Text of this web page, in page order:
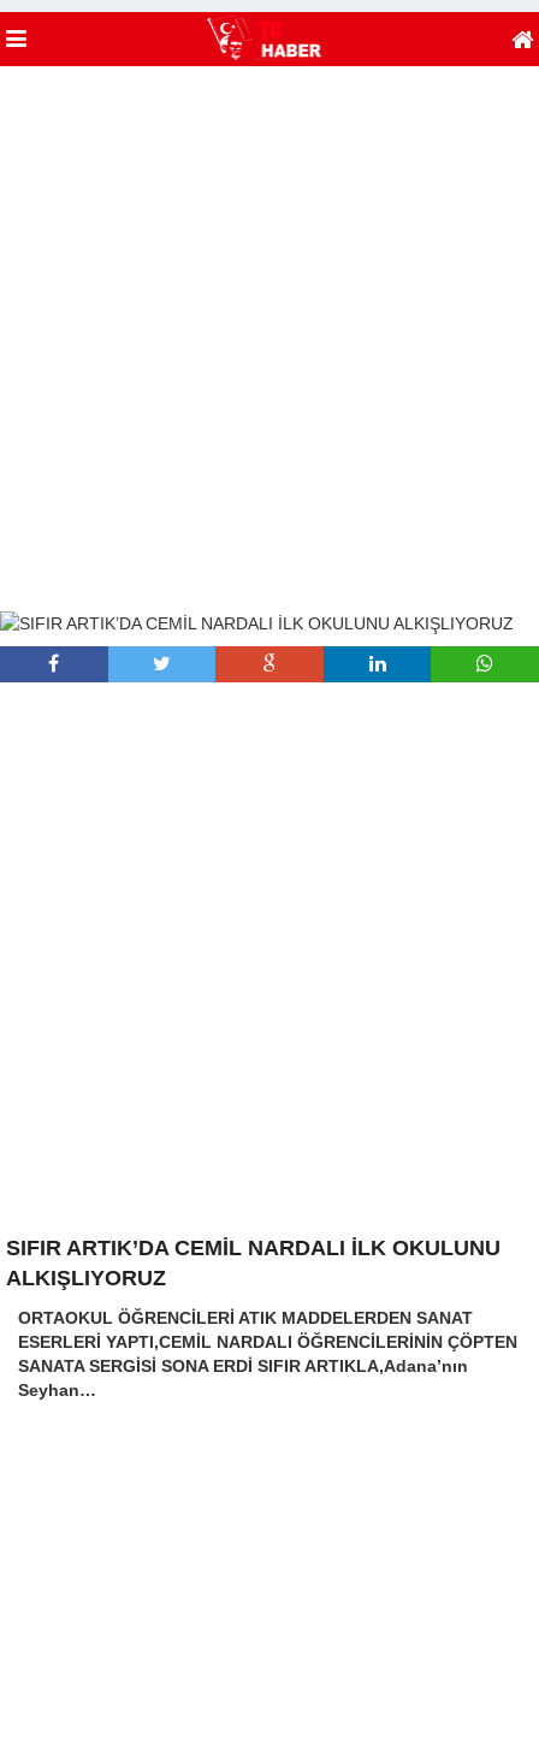
SIFIR ARTIK’DA CEMİL NARDALI İLK OKULUNU
ALKIŞLIYORUZ
ORTAOKUL ÖĞRENCİLERİ ATIK MADDELERDEN SANAT
ESERLERİ YAPTI,CEMİL NARDALI ÖĞRENCİLERİNİN ÇÖPTEN
SANATA SERGİSİ SONA ERDİ SIFIR ARTIKLA,Adana’nın
Seyhan…